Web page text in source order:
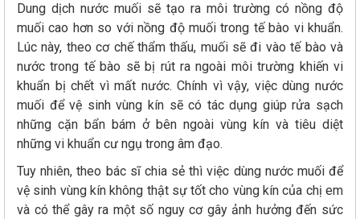
Dung dịch nước muối sẽ tạo ra môi trường có nồng độ
muối cao hơn so với nồng độ muối trong tế bào vi khuẩn.
Lúc này, theo cơ chế thẩm thấu, muối sẽ đi vào tế bào và
nước trong tế bào sẽ bị rút ra ngoài môi trường khiến vi
khuẩn bị chết vì mất nước. Chính vì vậy, việc dùng nước
muối để vệ sinh vùng kín sẽ có tác dụng giúp rửa sạch
những cặn bẩn bám ở bên ngoài vùng kín và tiêu diệt
những vi khuẩn cư ngụ trong âm đạo.
Tuy nhiên, theo bác sĩ chia sẻ thì việc dùng nước muối để
vệ sinh vùng kín không thật sự tốt cho vùng kín của chị em
và có thể gây ra một số nguy cơ gây ảnh hưởng đến sức